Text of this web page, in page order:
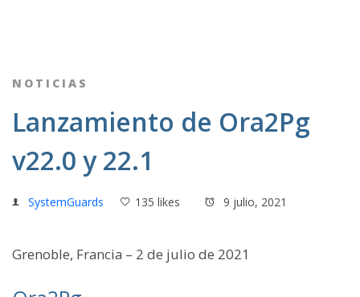
NOTICIAS
Lanzamiento de Ora2Pg
v22.0 y 22.1
SystemGuards 135 likes 9 julio, 2021
Grenoble, Francia – 2 de julio de 2021